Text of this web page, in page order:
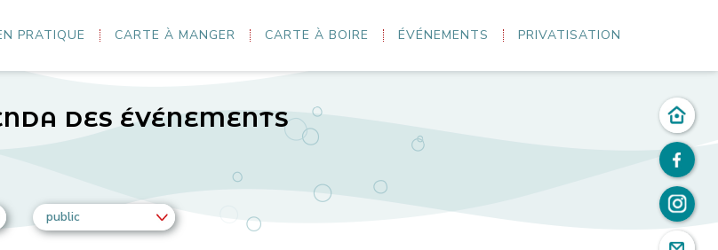
PRATIQUE CARTE À MANGER CARTE À BOIRE ÉVÉNEMENTS PRIVATISATION
DES ÉVÉNEMENTS
public